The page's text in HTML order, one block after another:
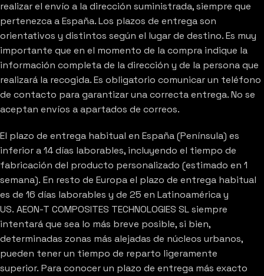
realizar el envío a la dirección suministrada, siempre que
pertenezca a España. Los plazos de entrega son
orientativos y distintos según el lugar de destino. Es muy
importante que en el momento de la compra indique la
información completa de la dirección y de la persona que
realizará la recogida. Es obligatorio comunicar un teléfono
de contacto para garantizar una correcta entrega. No se
aceptan envíos a apartados de correos.
El plazo de entrega habitual en España (Península) es
inferior a 14 días laborables, incluyendo el tiempo de
fabricación del producto personalizado (estimado en 1
semana). En resto de Europa el plazo de entrega habitual
es de 16 días laborables y de 25 en Latinoamérica y
US. AEON-T COMPOSITES TECHNOLOGIES SL siempre
intentará que sea lo más breve posible, si bien,
determinadas zonas más alejadas de núcleos urbanos,
pueden tener un tiempo de reparto ligeramente
superior. Para conocer un plazo de entrega más exacto